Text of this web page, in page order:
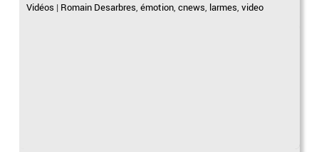
Vidéos | Romain Desarbres,émotion,cnews, larmes,video